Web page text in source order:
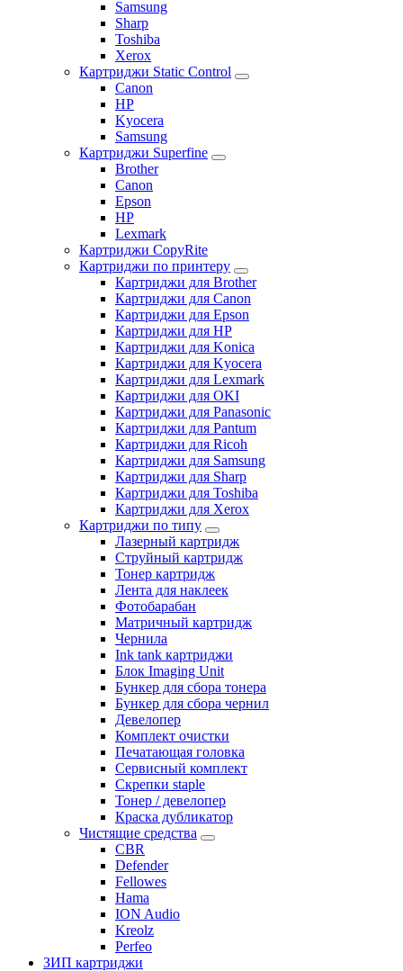
Samsung
Sharp
Toshiba
Xerox
Картриджи Static Control
Canon
HP
Kyocera
Samsung
Картриджи Superfine
Brother
Canon
Epson
HP
Lexmark
Картриджи CopyRite
Картриджи по принтеру
Картриджи для Brother
Картриджи для Canon
Картриджи для Epson
Картриджи для HP
Картриджи для Konica
Картриджи для Kyocera
Картриджи для Lexmark
Картриджи для OKI
Картриджи для Panasonic
Картриджи для Pantum
Картриджи для Ricoh
Картриджи для Samsung
Картриджи для Sharp
Картриджи для Toshiba
Картриджи для Xerox
Картриджи по типу
Лазерный картридж
Струйный картридж
Тонер картридж
Лента для наклеек
Фотобарабан
Матричный картридж
Чернила
Ink tank картриджи
Блок Imaging Unit
Бункер для сбора тонера
Бункер для сбора чернил
Девелопер
Комплект очистки
Печатающая головка
Сервисный комплект
Скрепки staple
Тонер / девелопер
Краска дубликатор
Чистящие средства
CBR
Defender
Fellowes
Hama
ION Audio
Kreolz
Perfeo
ЗИП картриджи